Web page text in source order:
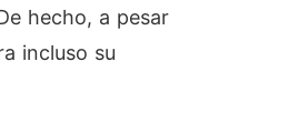
hecho, a pesar
incluso su